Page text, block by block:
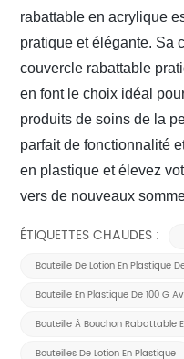
rabattable en acrylique
pratique et élégante. Sa
couvercle rabattable
en font le choix idéal
produits de soins de la
parfait de fonctionnalité
en plastique et élevez
vers de nouveaux
ÉTIQUETTES CHAUDES :
Bouteille De Lotion En Plastique
Bouteille En Plastique De 100 G
Bouteille À Bouchon Rabattable
Bouteilles De Lotion En Plastique